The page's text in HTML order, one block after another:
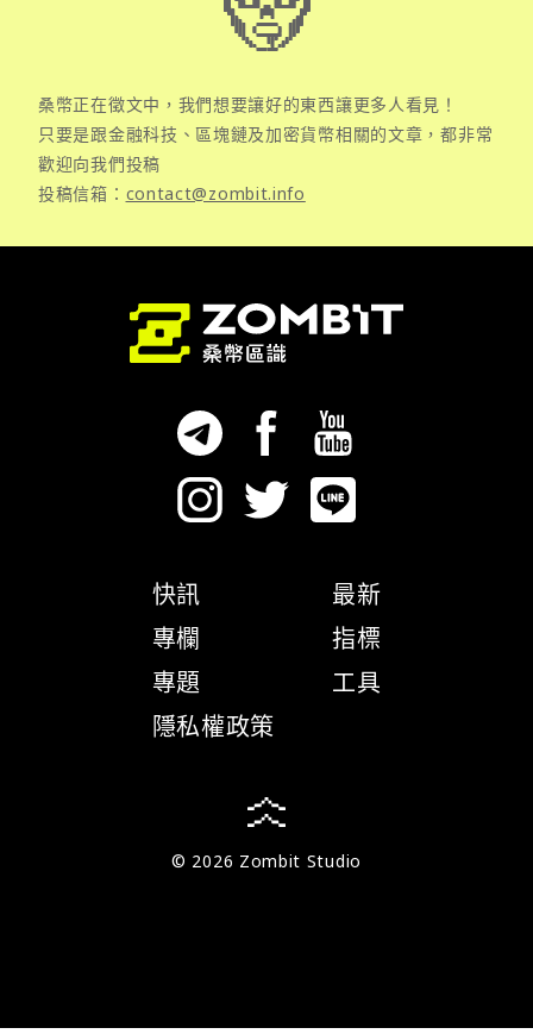
桑幣正在徵文中，我們想要讓好的東西讓更多人看見！
只要是跟金融科技、區塊鏈及加密貨幣相關的文章，都非常
歡迎向我們投稿
投稿信箱： contact@zombit.info
快訊
專欄
專題
隱私權政策
最新
指標
工具
© 2026 Zombit Studio